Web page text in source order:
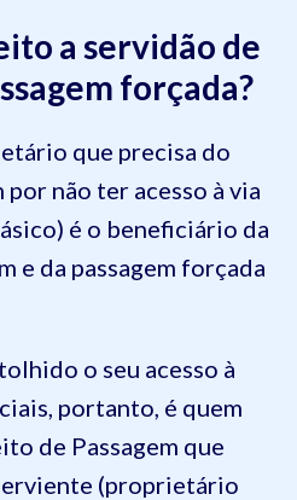
a servidão de
forçada?
que precisa do
não ter acesso à via
é o beneficiário da
e da passagem forçada
o seu acesso à
portanto, é quem
de Passagem que
(proprietário